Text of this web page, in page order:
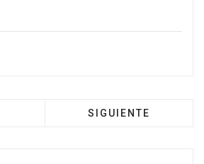
SIGUIENTE